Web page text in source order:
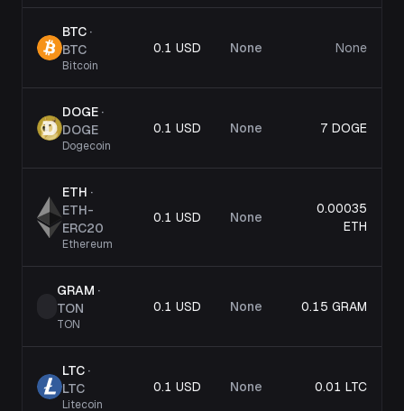
BTC ·
BTC
Bitcoin
0.1 USD None None
DOGE ·
DOGE
Dogecoin
0.1 USD None 7 DOGE
ETH ·
ETH-
ERC20
Ethereum
0.1 USD None
0.00035
ETH
GRAM ·
TON
TON
0.1 USD None 0.15 GRAM
LTC ·
LTC
Litecoin
0.1 USD None 0.01 LTC